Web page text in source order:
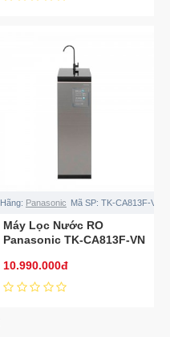
Hãng: Panasonic Mã SP: TK-CA813F-VN
Máy Lọc Nước RO
Panasonic TK-CA813F-VN
10.990.000đ